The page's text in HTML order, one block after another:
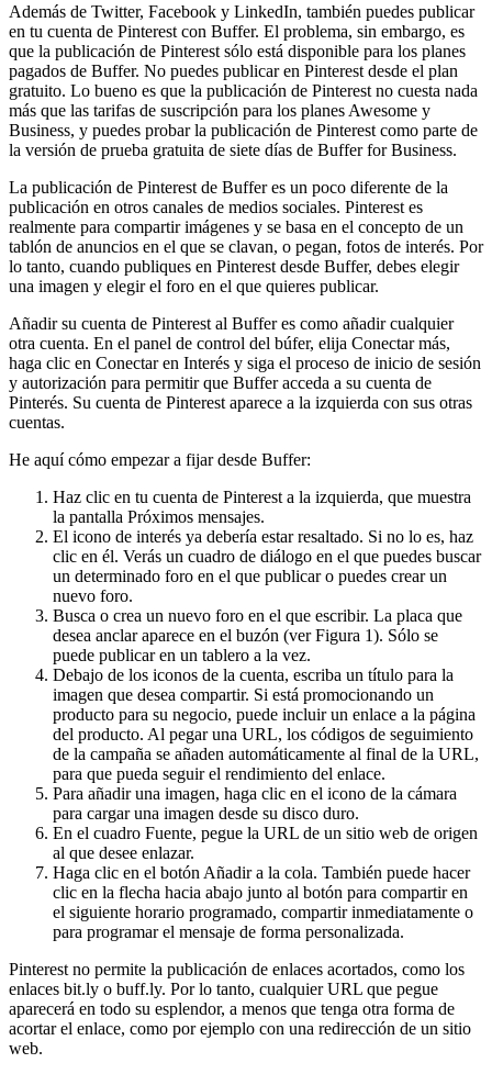
Además de Twitter, Facebook y LinkedIn, también puedes publicar
en tu cuenta de Pinterest con Buffer. El problema, sin embargo, es
que la publicación de Pinterest sólo está disponible para los planes
pagados de Buffer. No puedes publicar en Pinterest desde el plan
gratuito. Lo bueno es que la publicación de Pinterest no cuesta nada
más que las tarifas de suscripción para los planes Awesome y
Business, y puedes probar la publicación de Pinterest como parte de
la versión de prueba gratuita de siete días de Buffer for Business.
La publicación de Pinterest de Buffer es un poco diferente de la
publicación en otros canales de medios sociales. Pinterest es
realmente para compartir imágenes y se basa en el concepto de un
tablón de anuncios en el que se clavan, o pegan, fotos de interés. Por
lo tanto, cuando publiques en Pinterest desde Buffer, debes elegir
una imagen y elegir el foro en el que quieres publicar.
Añadir su cuenta de Pinterest al Buffer es como añadir cualquier
otra cuenta. En el panel de control del búfer, elija Conectar más,
haga clic en Conectar en Interés y siga el proceso de inicio de sesión
y autorización para permitir que Buffer acceda a su cuenta de
Pinterés. Su cuenta de Pinterest aparece a la izquierda con sus otras
cuentas.
He aquí cómo empezar a fijar desde Buffer:
Haz clic en tu cuenta de Pinterest a la izquierda, que muestra
la pantalla Próximos mensajes.
El icono de interés ya debería estar resaltado. Si no lo es, haz
clic en él. Verás un cuadro de diálogo en el que puedes buscar
un determinado foro en el que publicar o puedes crear un
nuevo foro.
Busca o crea un nuevo foro en el que escribir. La placa que
desea anclar aparece en el buzón (ver Figura 1). Sólo se
puede publicar en un tablero a la vez.
Debajo de los iconos de la cuenta, escriba un título para la
imagen que desea compartir. Si está promocionando un
producto para su negocio, puede incluir un enlace a la página
del producto. Al pegar una URL, los códigos de seguimiento
de la campaña se añaden automáticamente al final de la URL,
para que pueda seguir el rendimiento del enlace.
Para añadir una imagen, haga clic en el icono de la cámara
para cargar una imagen desde su disco duro.
En el cuadro Fuente, pegue la URL de un sitio web de origen
al que desee enlazar.
Haga clic en el botón Añadir a la cola. También puede hacer
clic en la flecha hacia abajo junto al botón para compartir en
el siguiente horario programado, compartir inmediatamente o
para programar el mensaje de forma personalizada.
Pinterest no permite la publicación de enlaces acortados, como los
enlaces bit.ly o buff.ly. Por lo tanto, cualquier URL que pegue
aparecerá en todo su esplendor, a menos que tenga otra forma de
acortar el enlace, como por ejemplo con una redirección de un sitio
web.